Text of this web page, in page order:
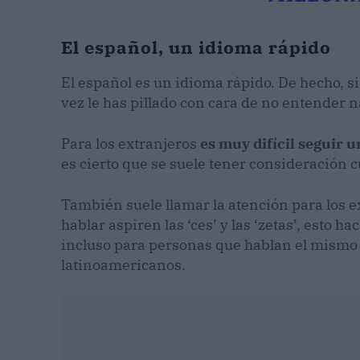
El español, un idioma rápido
El español es un idioma rápido. De hecho,
vez le has pillado con cara de no entender
Para los extranjeros es muy difícil seguir
es cierto que se suele tener consideración
También suele llamar la atención para los
hablar aspiren las ‘ces’ y las ‘zetas’, esto
incluso para personas que hablan el
latinoamericanos.